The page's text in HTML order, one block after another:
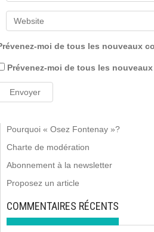
moi de tous les nouveaux
Prévenez-moi de tous les
Pourquoi « Osez Fontenay »?
Charte de modération
Abonnement à la newsletter
Proposez un article
COMMENTAIRES RÉCENTS